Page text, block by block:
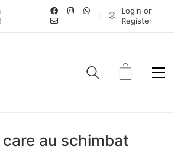
Login or
Register
au schimbat